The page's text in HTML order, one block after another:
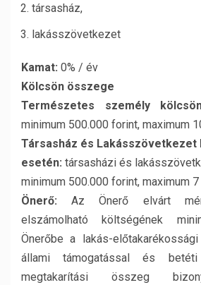
társasház,
lakásszövetkezet
Kamat: 0% / év
Kölcsön összege
Természetes személy
minimum 500.000 forint, maximum
Társasház és
esetén: társasházi és
minimum 500.000 forint, maximum
Önerő: Az Önerő elvárt
elszámolható költségének
Önerőbe a lakás-
állami támogatással és
megtakarítási összeg